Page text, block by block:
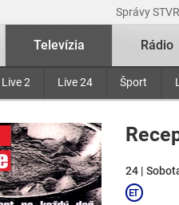
Správy STVR
Televízia
Live 2 Live 24 Šport
Rádio
24 |